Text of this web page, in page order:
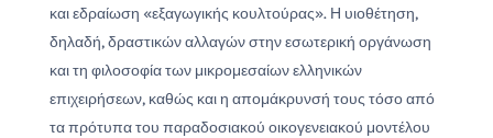
και εδραίωση «εξαγωγικής κουλτούρας». Η υιοθέτηση,
δηλαδή, δραστικών αλλαγών στην εσωτερική οργάνωση
και τη φιλοσοφία των μικρομεσαίων ελληνικών
επιχειρήσεων, καθώς και η απομάκρυνσή τους τόσο από
τα πρότυπα του παραδοσιακού οικογενειακού μοντέλου